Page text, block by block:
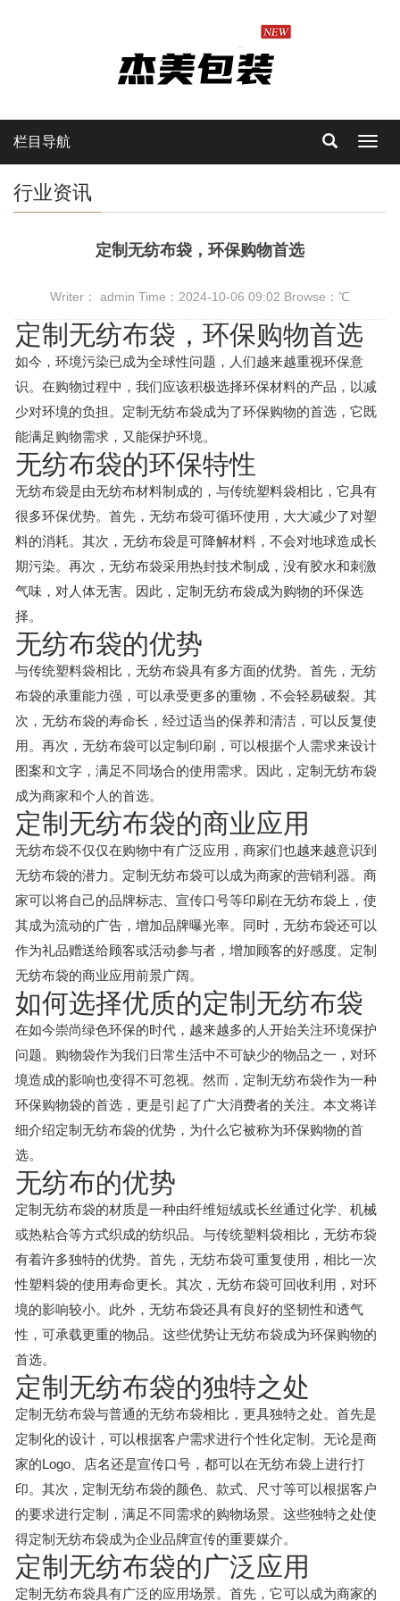
栏目导航
行业资讯
定制无纺布袋，环保购物首选
Writer： admin Time：2024-10-06 09:02 Browse： ℃
定制无纺布袋，环保购物首选
如今，环境污染已成为全球性问题，人们越来越重视环保意
识。在购物过程中，我们应该积极选择环保材料的产品，以减
少对环境的负担。定制无纺布袋成为了环保购物的首选，它既
能满足购物需求，又能保护环境。
无纺布袋的环保特性
无纺布袋是由无纺布材料制成的，与传统塑料袋相比，它具有
很多环保优势。首先，无纺布袋可循环使用，大大减少了对塑
料的消耗。其次，无纺布袋是可降解材料，不会对地球造成长
期污染。再次，无纺布袋采用热封技术制成，没有胶水和刺激
气味，对人体无害。因此，定制无纺布袋成为购物的环保选
择。
无纺布袋的优势
与传统塑料袋相比，无纺布袋具有多方面的优势。首先，无纺
布袋的承重能力强，可以承受更多的重物，不会轻易破裂。其
次，无纺布袋的寿命长，经过适当的保养和清洁，可以反复使
用。再次，无纺布袋可以定制印刷，可以根据个人需求来设计
图案和文字，满足不同场合的使用需求。因此，定制无纺布袋
成为商家和个人的首选。
定制无纺布袋的商业应用
无纺布袋不仅仅在购物中有广泛应用，商家们也越来越意识到
无纺布袋的潜力。定制无纺布袋可以成为商家的营销利器。商
家可以将自己的品牌标志、宣传口号等印刷在无纺布袋上，使
其成为流动的广告，增加品牌曝光率。同时，无纺布袋还可以
作为礼品赠送给顾客或活动参与者，增加顾客的好感度。定制
无纺布袋的商业应用前景广阔。
如何选择优质的定制无纺布袋
在如今崇尚绿色环保的时代，越来越多的人开始关注环境保护
问题。购物袋作为我们日常生活中不可缺少的物品之一，对环
境造成的影响也变得不可忽视。然而，定制无纺布袋作为一种
环保购物袋的首选，更是引起了广大消费者的关注。本文将详
细介绍定制无纺布袋的优势，为什么它被称为环保购物的首
选。
无纺布的优势
定制无纺布袋的材质是一种由纤维短绒或长丝通过化学、机械
或热粘合等方式织成的纺织品。与传统塑料袋相比，无纺布袋
有着许多独特的优势。首先，无纺布袋可重复使用，相比一次
性塑料袋的使用寿命更长。其次，无纺布袋可回收利用，对环
境的影响较小。此外，无纺布袋还具有良好的坚韧性和透气
性，可承载更重的物品。这些优势让无纺布袋成为环保购物的
首选。
定制无纺布袋的独特之处
定制无纺布袋与普通的无纺布袋相比，更具独特之处。首先是
定制化的设计，可以根据客户需求进行个性化定制。无论是商
家的Logo、店名还是宣传口号，都可以在无纺布袋上进行打
印。其次，定制无纺布袋的颜色、款式、尺寸等可以根据客户
的要求进行定制，满足不同需求的购物场景。这些独特之处使
得定制无纺布袋成为企业品牌宣传的重要媒介。
定制无纺布袋的广泛应用
定制无纺布袋具有广泛的应用场景。首先，它可以成为商家的